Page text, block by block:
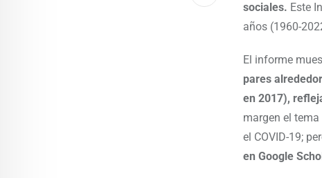
sociales. Este
años (1960-
El informe
pares
en 2017),
margen el
el COVID-19;
en Google